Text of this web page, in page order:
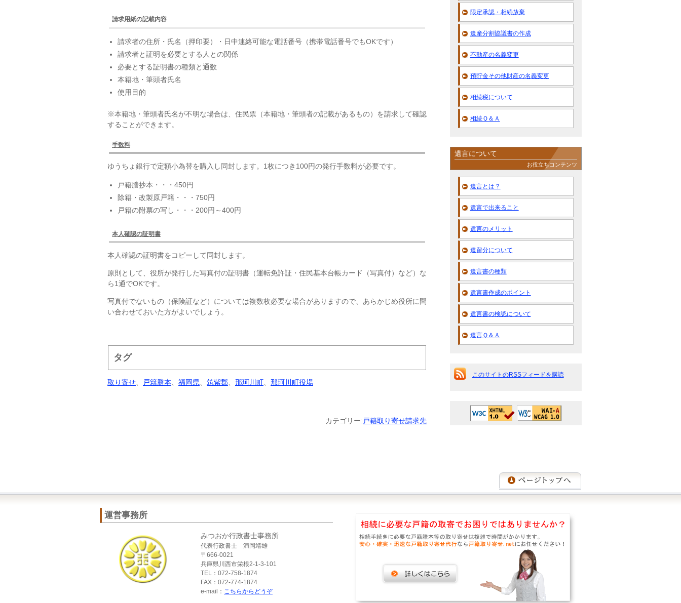
請求用紙の記載内容
請求者の住所・氏名（押印要）・日中連絡可能な電話番号（携帯電話番号でもOKです）
請求者と証明を必要とする人との関係
必要とする証明書の種類と通数
本籍地・筆頭者氏名
使用目的
※本籍地・筆頭者氏名が不明な場合は、住民票（本籍地・筆頭者の記載があるもの）を請求して確認
することができます。
手数料
ゆうちょ銀行で定額小為替を購入し同封します。1枚につき100円の発行手数料が必要です。
戸籍謄抄本・・・450円
除籍・改製原戸籍・・・750円
戸籍の附票の写し・・・200円～400円
本人確認の証明書
本人確認の証明書をコピーして同封します。
原則として、役所が発行した写真付の証明書（運転免許証・住民基本台帳カード（写真付）など）な
ら1通でOKです。
写真付でないもの（保険証など）については複数枚必要な場合がありますので、あらかじめ役所に問
い合わせておいた方がよいでしょう。
タグ
取り寄せ、 戸籍謄本、 福岡県、 筑紫郡、 那珂川町、 那珂川町役場
カテゴリー:戸籍取り寄せ請求先
限定承認・相続放棄
遺産分割協議書の作成
不動産の名義変更
預貯金その他財産の名義変更
相続税について
相続Ｑ＆Ａ
遺言について
お役立ちコンテンツ
遺言とは？
遺言で出来ること
遺言のメリット
遺留分について
遺言書の種類
遺言書作成のポイント
遺言書の検認について
遺言Ｑ＆Ａ
このサイトのRSSフィードを購読
運営事務所
みつおか行政書士事務所
代表行政書士 満岡靖雄
〒666-0021
兵庫県川西市栄根2-1-3-101
TEL：072-758-1874
FAX：072-774-1874
e-mail： こちらからどうぞ